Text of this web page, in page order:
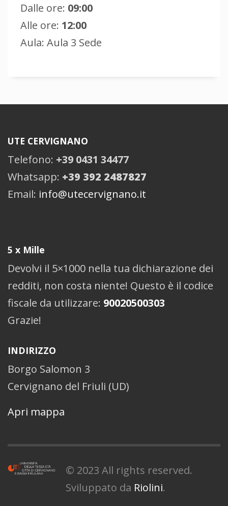
Dalle ore: 09:00
Alle ore: 12:00
Aula: Aula 3 Sede
UTE CERVIGNANO
Telefono: +39 0431 34477
Whatsapp: +39 392 2487827
Email: info@utecervignano.it
5 x Mille
Devolvi il 5×1000 nella tua dichiarazione dei
redditi, non costa niente! Questo è il codice
fiscale da utilizzare: 90020500303
Grazie!
INDIRIZZO
Borgo Salomon 3
Cervignano del Friuli (UD)
Apri mappa
© 2023 All rights reserved.
Sviluppato da Riolini.